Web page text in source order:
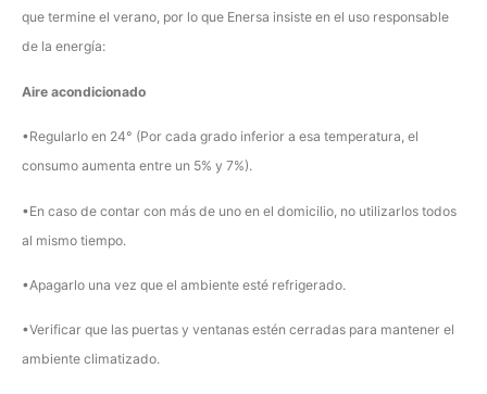
que termine el verano, por lo que Enersa insiste en el uso responsable
de la energía:
Aire acondicionado
•Regularlo en 24° (Por cada grado inferior a esa temperatura, el
consumo aumenta entre un 5% y 7%).
•En caso de contar con más de uno en el domicilio, no utilizarlos todos
al mismo tiempo.
•Apagarlo una vez que el ambiente esté refrigerado.
•Verificar que las puertas y ventanas estén cerradas para mantener el
ambiente climatizado.